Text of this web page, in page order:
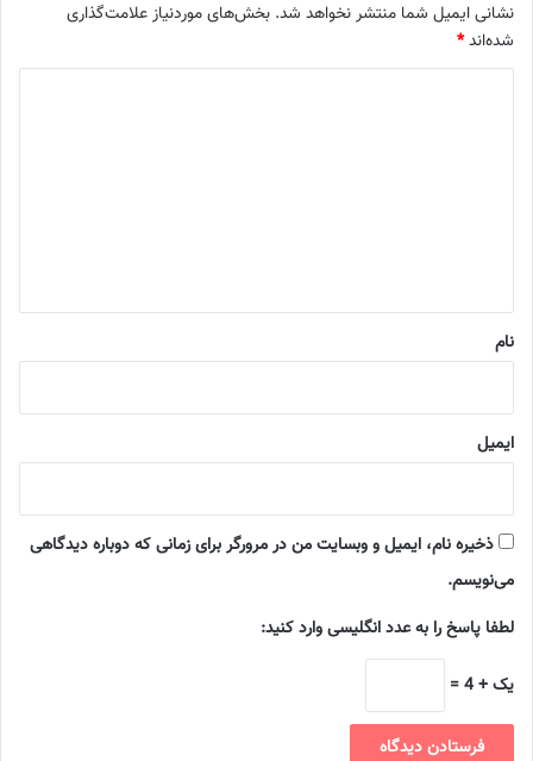
نشانی ایمیل شما منتشر نخواهد شد. بخش‌های موردنیاز علامت‌گذاری
شده‌اند*
نام
ایمیل
ذخیره نام، ایمیل و وبسایت من در مرورگر برای زمانی که دوباره دیدگاهی
می‌نویسم.
لطفا پاسخ را به عدد انگلیسی وارد کنید:
یک + 4 =